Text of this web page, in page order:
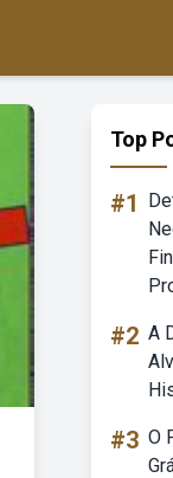
Top
#1
#2 A
#3 O